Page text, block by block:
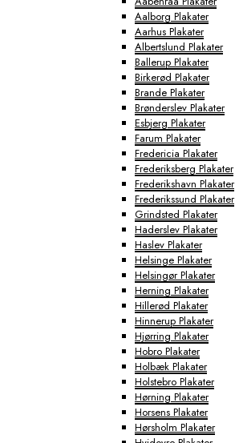
Aalborg Plakater
Aarhus Plakater
Albertslund Plakater
Ballerup Plakater
Birkerød Plakater
Brande Plakater
Brønderslev Plakater
Esbjerg Plakater
Farum Plakater
Fredericia Plakater
Frederiksberg Plakater
Frederikshavn Plakater
Frederikssund Plakater
Grindsted Plakater
Haderslev Plakater
Haslev Plakater
Helsinge Plakater
Helsingør Plakater
Herning Plakater
Hillerød Plakater
Hinnerup Plakater
Hjørring Plakater
Hobro Plakater
Holbæk Plakater
Holstebro Plakater
Hørning Plakater
Horsens Plakater
Hørsholm Plakater